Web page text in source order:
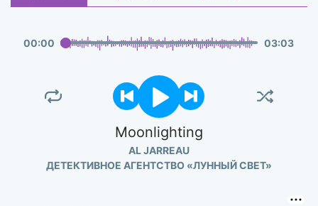
00:00 03:03
Moonlighting
AL JARREAU
ДЕТЕКТИВНОЕ АГЕНТСТВО «ЛУННЫЙ СВЕТ»